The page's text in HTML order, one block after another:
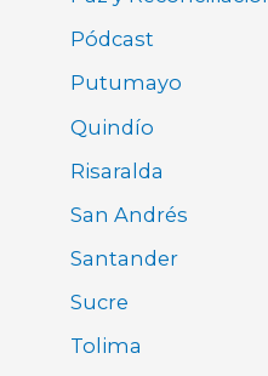
Pódcast
Putumayo
Quindío
Risaralda
San Andrés
Santander
Sucre
Tolima